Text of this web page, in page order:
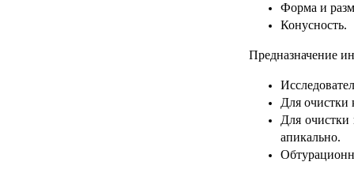
Форма и
Конусность.
Предназначение
Для очистки
Для очистки
апикально.